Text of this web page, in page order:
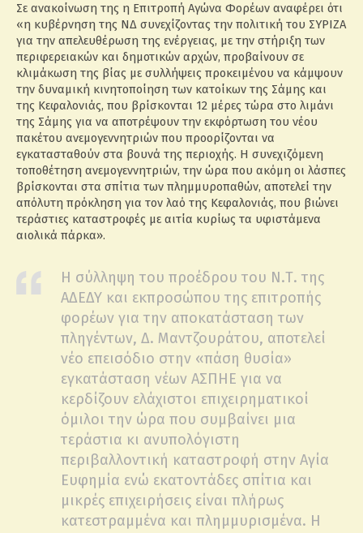
Σε ανακοίνωση της η Επιτροπή Αγώνα Φορέων αναφέρει ότι
«η κυβέρνηση της ΝΔ συνεχίζοντας την πολιτική του ΣΥΡΙΖΑ
για την απελευθέρωση της ενέργειας, με την στήριξη των
περιφερειακών και δημοτικών αρχών, προβαίνουν σε
κλιμάκωση της βίας με συλλήψεις προκειμένου να κάμψουν
την δυναμική κινητοποίηση των κατοίκων της Σάμης και
της Κεφαλονιάς, που βρίσκονται 12 μέρες τώρα στο λιμάνι
της Σάμης για να αποτρέψουν την εκφόρτωση του νέου
πακέτου ανεμογεννητριών που προορίζονται να
εγκατασταθούν στα βουνά της περιοχής. Η συνεχιζόμενη
τοποθέτηση ανεμογεννητριών, την ώρα που ακόμη οι λάσπες
βρίσκονται στα σπίτια των πλημμυροπαθών, αποτελεί την
απόλυτη πρόκληση για τον λαό της Κεφαλονιάς, που βιώνει
τεράστιες καταστροφές με αιτία κυρίως τα υφιστάμενα
αιολικά πάρκα».
Η σύλληψη του προέδρου του Ν.Τ. της
ΑΔΕΔΥ και εκπροσώπου της επιτροπής
φορέων για την αποκατάσταση των
πληγέντων, Δ. Μαντζουράτου, αποτελεί
νέο επεισόδιο στην «πάση θυσία»
εγκατάσταση νέων ΑΣΠΗΕ για να
κερδίζουν ελάχιστοι επιχειρηματικοί
όμιλοι την ώρα που συμβαίνει μια
τεράστια κι ανυπολόγιστη
περιβαλλοντική καταστροφή στην Αγία
Ευφημία ενώ εκατοντάδες σπίτια και
μικρές επιχειρήσεις είναι πλήρως
κατεστραμμένα και πλημμυρισμένα. Η